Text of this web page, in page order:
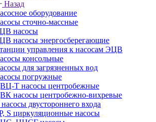
Назад
оборудование
сточно-массные
насосы
насосы энергосберегающие
управления к насосам ЭЦВ
консольные
для загрязненных вод
погружные
Т насосы центробежные
насосы центробежно-вихревые
двустороннего входа
S циркуляционные насосы